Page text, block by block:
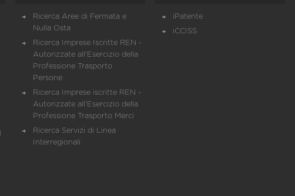
Ricerca Aree di Fermata e
Nulla Osta
Ricerca Imprese Iscritte REN -
Autorizzate all'Esercizio della
Professione Trasporto
Persone
Ricerca Imprese iscritte REN -
Autorizzate all'Esercizio della
Professione Trasporto Merci
Ricerca Servizi di Linea
Interregionali
iPatente
iCCISS